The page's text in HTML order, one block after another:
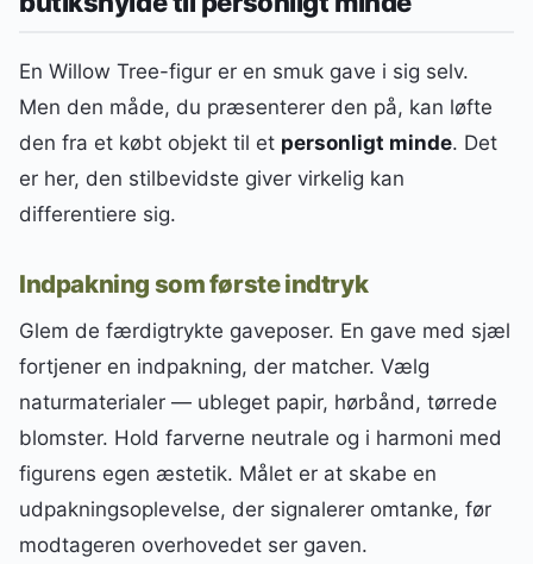
En Willow Tree-figur er en smuk gave i sig selv.
Men den måde, du præsenterer den på, kan løfte
den fra et købt objekt til et personligt minde. Det
er her, den stilbevidste giver virkelig kan
differentiere sig.
Indpakning som første indtryk
Glem de færdigtrykte gaveposer. En gave med sjæl
fortjener en indpakning, der matcher. Vælg
naturmaterialer — ubleget papir, hørbånd, tørrede
blomster. Hold farverne neutrale og i harmoni med
figurens egen æstetik. Målet er at skabe en
udpakningsoplevelse, der signalerer omtanke, før
modtageren overhovedet ser gaven.